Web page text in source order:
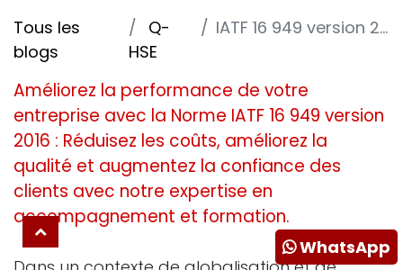
Tous les
blogs
Q-
HSE
IATF 16 949 version 2016
Améliorez la performance de votre
entreprise avec la Norme IATF 16 949 version
2016 : Réduisez les coûts, améliorez la
qualité et augmentez la confiance des
clients avec notre expertise en
accompagnement et formation.
WhatsApp